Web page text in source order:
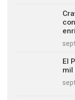
El
mil